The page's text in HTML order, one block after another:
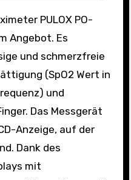
Angebot. Es
und schmerzfreie
(SpO2 Wert in
und
Das Messgerät
Anzeige, auf der
Dank des
mit